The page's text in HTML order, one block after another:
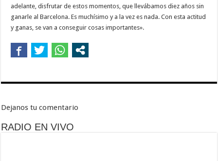
adelante, disfrutar de estos momentos, que llevábamos diez años sin
ganarle al Barcelona. Es muchísimo y a la vez es nada. Con esta actitud
y ganas, se van a conseguir cosas importantes».
Dejanos tu comentario
RADIO EN VIVO